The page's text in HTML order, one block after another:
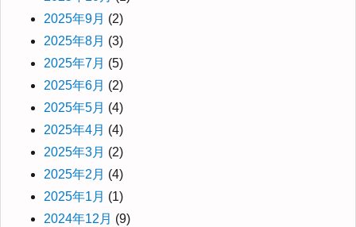
2025年9月 (2)
2025年8月 (3)
2025年7月 (5)
2025年6月 (2)
2025年5月 (4)
2025年4月 (4)
2025年3月 (2)
2025年2月 (4)
2025年1月 (1)
2024年12月 (9)